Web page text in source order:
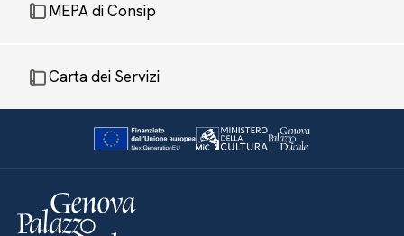
MEPA di Consip
Carta dei Servizi